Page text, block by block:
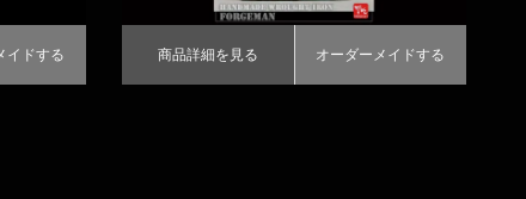
イドする 商品詳細を見る オーダーメイドする